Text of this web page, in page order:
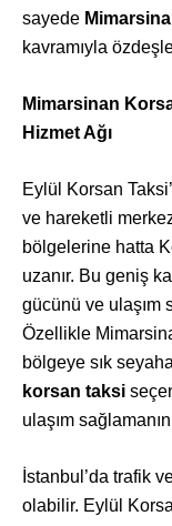
sayede
kavramıyla
Mimarsinan
Hizmet Ağı
Eylül Korsan
ve hareketli
bölgelerine hatta
uzanır. Bu geniş
gücünü ve ulaşım
Özellikle
bölgeye sık
korsan taksi
ulaşım
İstanbul’da trafik
olabilir. Eylül